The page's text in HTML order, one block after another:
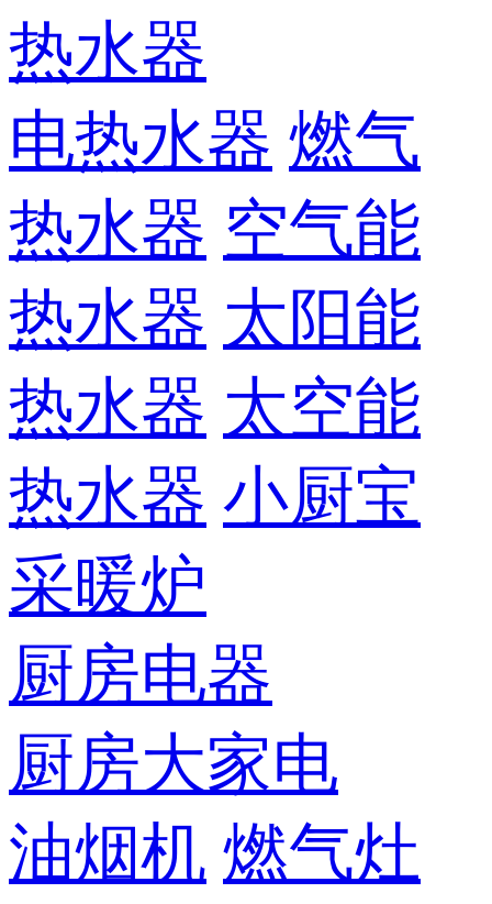
热水器
电热水器 燃气
热水器 空气能
热水器 太阳能
热水器 太空能
热水器 小厨宝
采暖炉
厨房电器
厨房大家电
油烟机 燃气灶